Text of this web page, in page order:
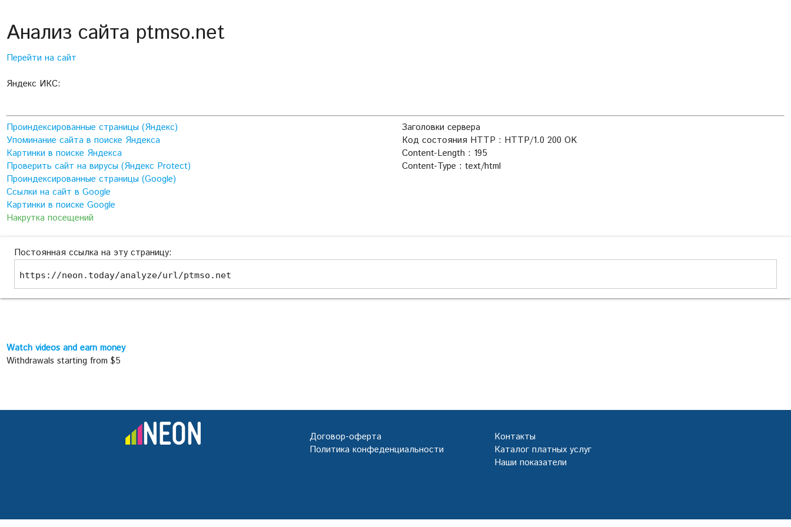
Анализ сайта ptmso.net
Перейти на сайт
Яндекс ИКС:
Проиндексированные страницы (Яндекс)
Упоминание сайта в поиске Яндекса
Картинки в поиске Яндекса
Проверить сайт на вирусы (Яндекс Protect)
Проиндексированные страницы (Google)
Ссылки на сайт в Google
Картинки в поиске Google
Накрутка посещений
Заголовки сервера
Код состояния HTTP : HTTP/1.0 200 OK
Content-Length : 195
Content-Type : text/html
Постоянная ссылка на эту страницу:
https://neon.today/analyze/url/ptmso.net
Watch videos and earn money
Withdrawals starting from $5
Договор-оферта
Политика конфеденциальности
Контакты
Каталог платных услуг
Наши показатели